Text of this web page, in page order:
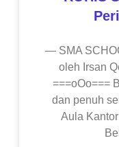
— SMA
oleh Irsan
===oOo===
dan penuh
Aula